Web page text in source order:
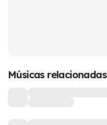
Músicas relacionadas